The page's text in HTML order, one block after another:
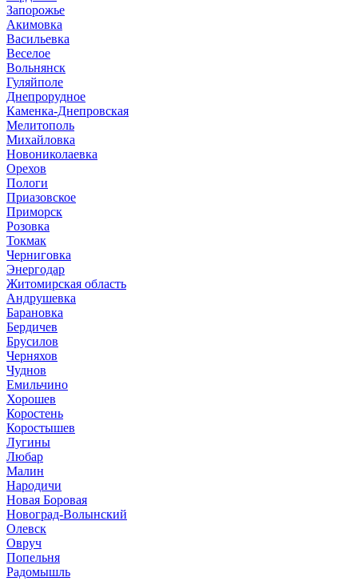
Запорожье
Акимовка
Васильевка
Веселое
Вольнянск
Гуляйполе
Днепрорудное
Каменка-Днепровская
Мелитополь
Михайловка
Новониколаевка
Орехов
Пологи
Приазовское
Приморск
Розовка
Токмак
Черниговка
Энергодар
Житомирская область
Андрушевка
Барановка
Бердичев
Брусилов
Черняхов
Чуднов
Емильчино
Хорошев
Коростень
Коростышев
Лугины
Любар
Малин
Народичи
Новая Боровая
Новоград-Волынский
Олевск
Овруч
Попельня
Радомышль